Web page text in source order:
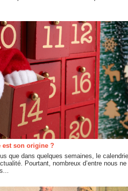
est son origine ?
que dans quelques semaines, le
Pourtant, nombreux d’entre nous ne